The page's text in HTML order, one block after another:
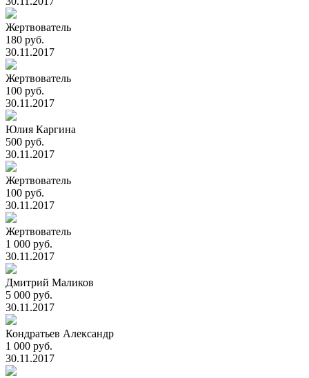
Жертвователь
180 руб.
30.11.2017
Жертвователь
100 руб.
30.11.2017
Юлия Каргина
500 руб.
30.11.2017
Жертвователь
100 руб.
30.11.2017
Жертвователь
1 000 руб.
30.11.2017
Дмитрий Маликов
5 000 руб.
30.11.2017
Кондратьев Александр
1 000 руб.
30.11.2017